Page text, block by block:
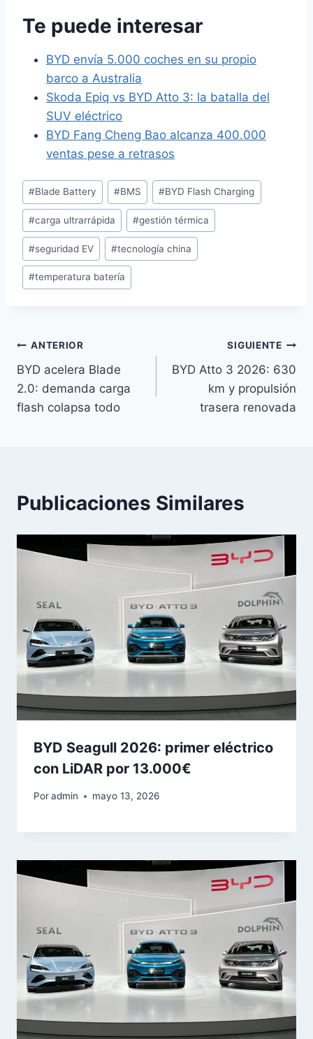
Te puede interesar
BYD envía 5.000 coches en su propio
barco a Australia
Skoda Epiq vs BYD Atto 3: la batalla del
SUV eléctrico
BYD Fang Cheng Bao alcanza 400.000
ventas pese a retrasos
Etiquetas
de
la
entrada:
#Blade Battery #BMS #BYD Flash Charging
#carga ultrarrápida #gestión térmica
#seguridad EV #tecnología china
#temperatura batería
Navegación
de
entradas
ANTERIOR
BYD acelera Blade
2.0: demanda carga
flash colapsa todo
SIGUIENTE
BYD Atto 3 2026: 630
km y propulsión
trasera renovada
Publicaciones Similares
BYD Seagull 2026: primer eléctrico
con LiDAR por 13.000€
Poradmin mayo 13, 2026